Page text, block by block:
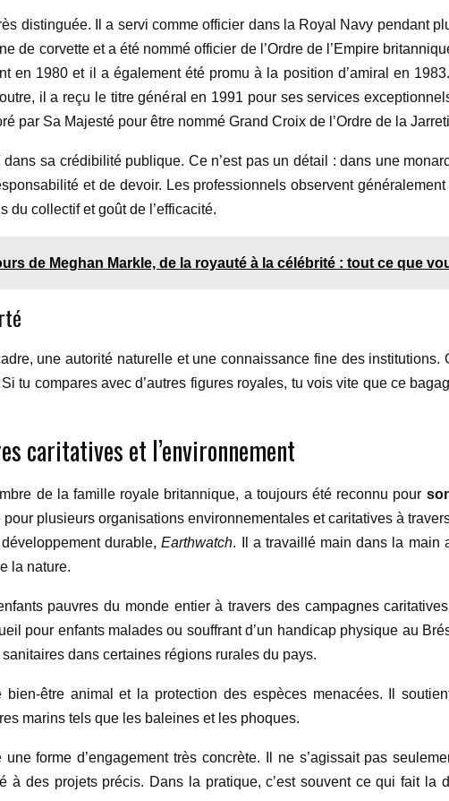
distinguée. Il a servi comme officier dans la Royal Navy pendant
de corvette et a été nommé officier de l’Ordre de l’Empire
en 1980 et il a également été promu à la position d’amiral en
il a reçu le titre général en 1991 pour ses services
par Sa Majesté pour être nommé Grand Croix de l’Ordre de la
sa crédibilité publique. Ce n’est pas un détail : dans une
et de devoir. Les professionnels observent
du collectif et goût de l’efficacité.
de Meghan Markle, de la royauté à la célébrité : tout ce que
une autorité naturelle et une connaissance fine des
tu compares avec d’autres figures royales, tu vois vite que ce
caritatives et l’environnement
de la famille royale britannique, a toujours été reconnu pour
plusieurs organisations environnementales et caritatives à
développement durable,Earthwatch. Il a travaillé main dans la main
la nature.
pauvres du monde entier à travers des campagnes
pour enfants malades ou souffrant d’un handicap physique au
dans certaines régions rurales du pays.
être animal et la protection des espèces menacées. Il
marins tels que les baleines et les phoques.
forme d’engagement très concrète. Il ne s’agissait pas
à des projets précis. Dans la pratique, c’est souvent ce qui fait la